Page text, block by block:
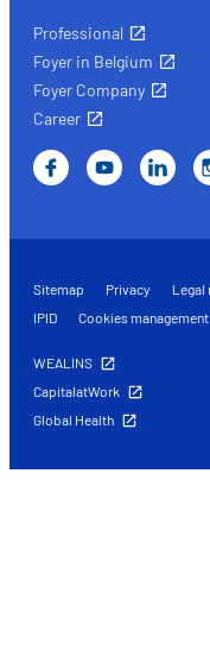
Professional
Foyer in Belgium
Foyer Company
Career
Sitemap Privacy Legal
IPID
Cookies management
WEALINS
CapitalatWork
Global Health